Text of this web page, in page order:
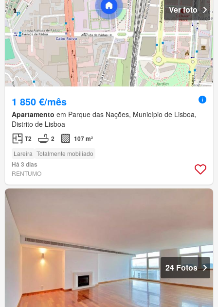
Ver foto
1 850 €/mês
Apartamento em Parque das Nações, Município de Lisboa,
Distrito de Lisboa
T2 2 107 m²
Lareira Totalmente mobiliado
Há 3 dias
RENTUMO
24 Fotos